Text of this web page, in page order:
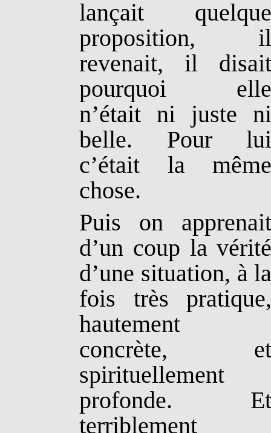
lançait
proposition,
revenait, il
pourquoi
n’était ni juste
belle. Pour
c’était la
chose.
Puis on
d’un coup la
d’une situation, à
fois très
hautement
concrète,
spirituellement
profonde.
terriblement